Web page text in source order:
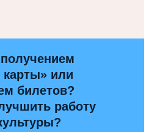
или
билетов?
работу